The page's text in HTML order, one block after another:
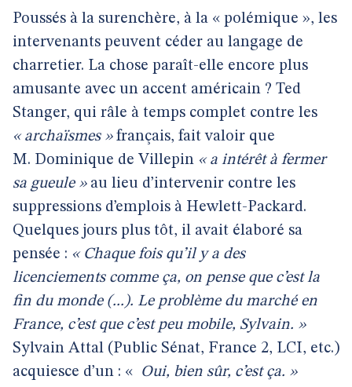
Poussés à la surenchère, à la « polémique », les
intervenants peuvent céder au langage de
charretier. La chose paraît-elle encore plus
amusante avec un accent américain ? Ted
Stanger, qui râle à temps complet contre les
« archaïsmes »français, fait valoir que
M. Dominique de Villepin « a intérêt à fermer
sa gueule »au lieu d’intervenir contre les
suppressions d’emplois à Hewlett-Packard.
Quelques jours plus tôt, il avait élaboré sa
pensée : « Chaque fois qu’il y a des
licenciements comme ça, on pense que c’est la
fin du monde (...). Le problème du marché en
France, c’est que c’est peu mobile, Sylvain. »
Sylvain Attal (Public Sénat, France 2, LCI, etc.)
acquiesce d’un : « Oui, bien sûr, c’est ça. »